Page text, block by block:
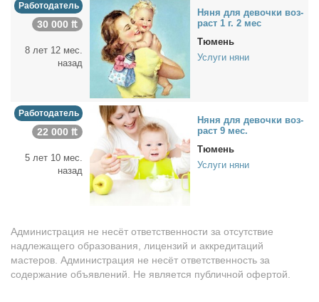
Работодатель
30 000 ₶
8 лет 12 мес.
назад
Ня­ня для де­воч­ки воз­
раст 1 г. 2 мес
Тюмень
Услуги няни
Работодатель
22 000 ₶
5 лет 10 мес.
назад
Ня­ня для де­воч­ки воз­
раст 9 мес.
Тюмень
Услуги няни
Администрация не несёт ответственности за отсутствие
надлежащего образования, лицензий и аккредитаций
мастеров. Администрация не несёт ответственность за
содержание объявлений. Не является публичной офертой.